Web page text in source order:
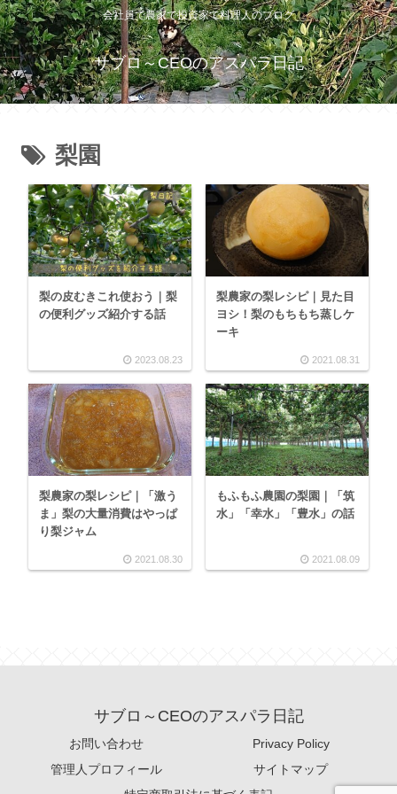
会社員で農家で投資家で料理人のブログ
サブロ～CEOのアスパラ日記
梨園
梨の皮むきこれ使おう｜梨
の便利グッズ紹介する話
2023.08.23
梨農家の梨レシピ｜見た目
ヨシ！梨のもちもち蒸しケ
ーキ
2021.08.31
梨農家の梨レシピ｜「激う
ま」梨の大量消費はやっぱ
り梨ジャム
2021.08.30
もふもふ農園の梨園｜「筑
水」「幸水」「豊水」の話
2021.08.09
サブロ～CEOのアスパラ日記
お問い合わせ
Privacy Policy
管理人プロフィール
サイトマップ